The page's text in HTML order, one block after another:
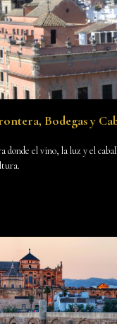
Bodegas y
donde el vino, la luz y el